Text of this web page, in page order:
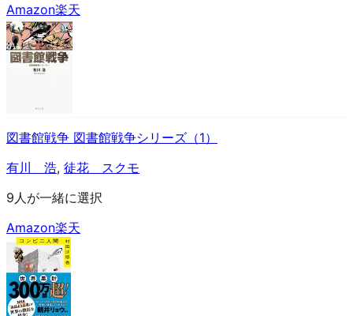
Amazon楽天
図書館戦争 図書館戦争シリーズ（1）
有川 浩, 徒花 スクモ
9人が一緒に選択
Amazon楽天